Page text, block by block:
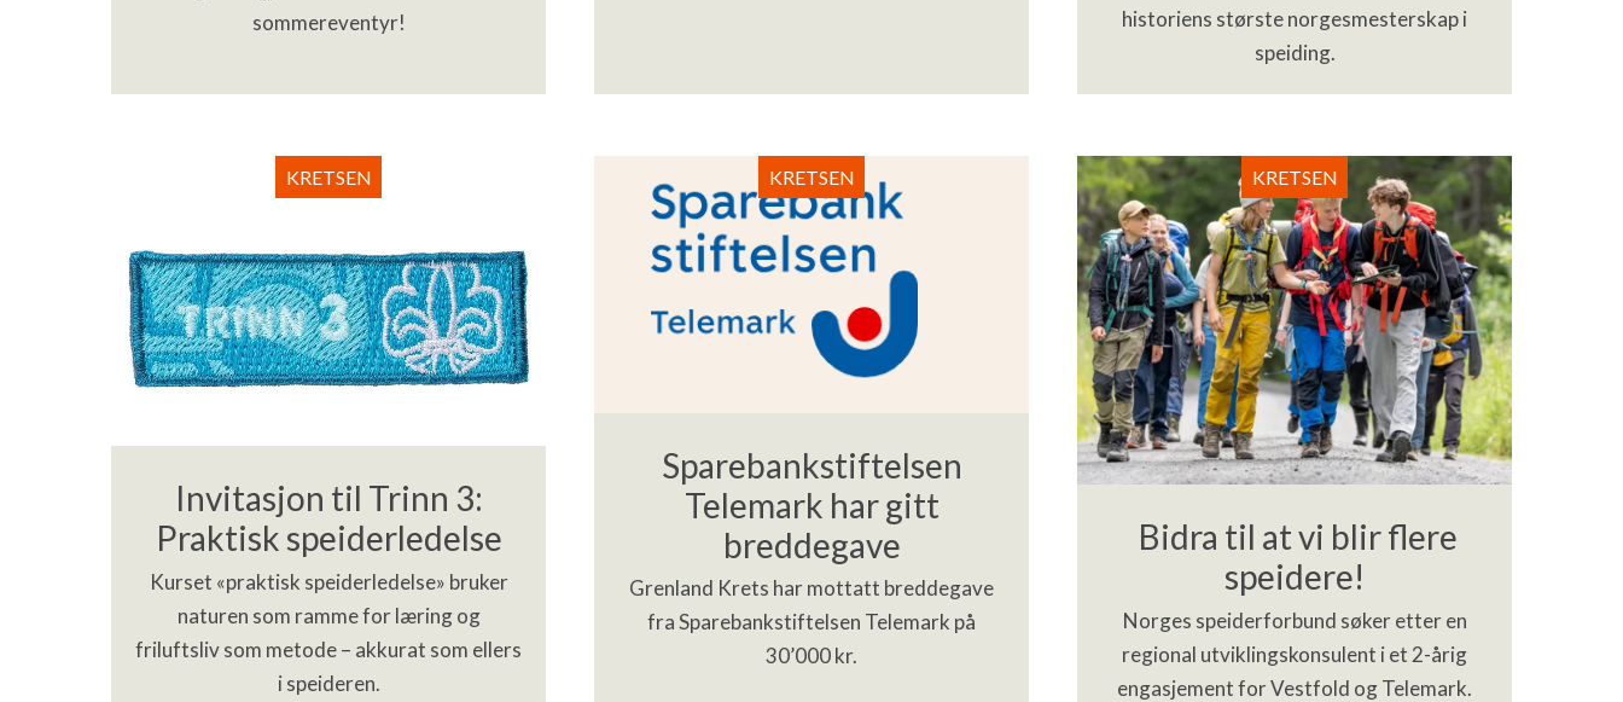
sommereventyr!
historiens største norgesmesterskap i
speiding.
Invitasjon til Trinn 3:
Praktisk speiderledelse
Kurset «praktisk speiderledelse» bruker
naturen som ramme for læring og
friluftsliv som metode – akkurat som ellers
i speideren.
KRETSEN
Sparebankstiftelsen
Telemark har gitt
breddegave
Grenland Krets har mottatt breddegave
fra Sparebankstiftelsen Telemark på
30’000 kr.
KRETSEN
Bidra til at vi blir flere
speidere!
Norges speiderforbund søker etter en
regional utviklingskonsulent i et 2-årig
engasjement for Vestfold og Telemark.
KRETSEN